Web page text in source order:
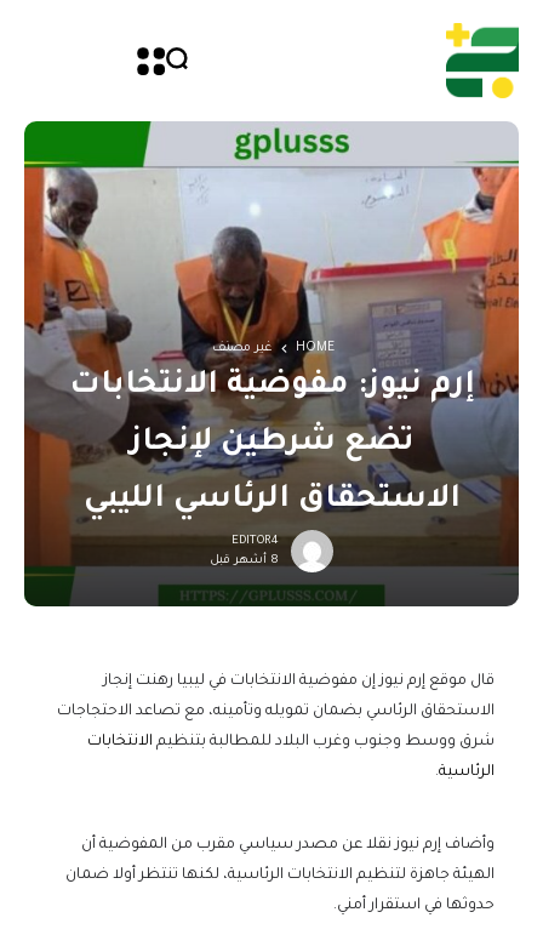
HOME غير مصنف
إرم نيوز: مفوضية الانتخابات
تضع شرطين لإنجاز
الاستحقاق الرئاسي الليبي
EDITOR4
8 أشهر قبل
قال موقع إرم نيوز إن مفوضية الانتخابات في ليبيا رهنت إنجاز
الاستحقاق الرئاسي بضمان تمويله وتأمينه، مع تصاعد الاحتجاجات
شرق ووسط وجنوب وغرب البلاد للمطالبة بتنظيم الانتخابات
الرئاسية.
وأضاف إرم نيوز نقلا عن مصدر سياسي مقرب من المفوضية أن
الهيئة جاهزة لتنظيم الانتخابات الرئاسية، لكنها تنتظر أولا ضمان
حدوثها في استقرار أمني.